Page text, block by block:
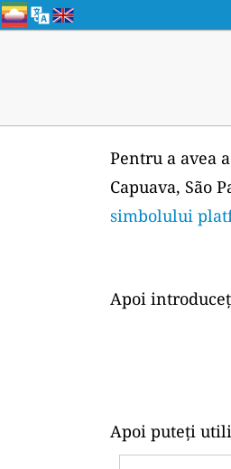
Pentru a avea
Capuava, São
simbolului
Apoi
Apoi puteți